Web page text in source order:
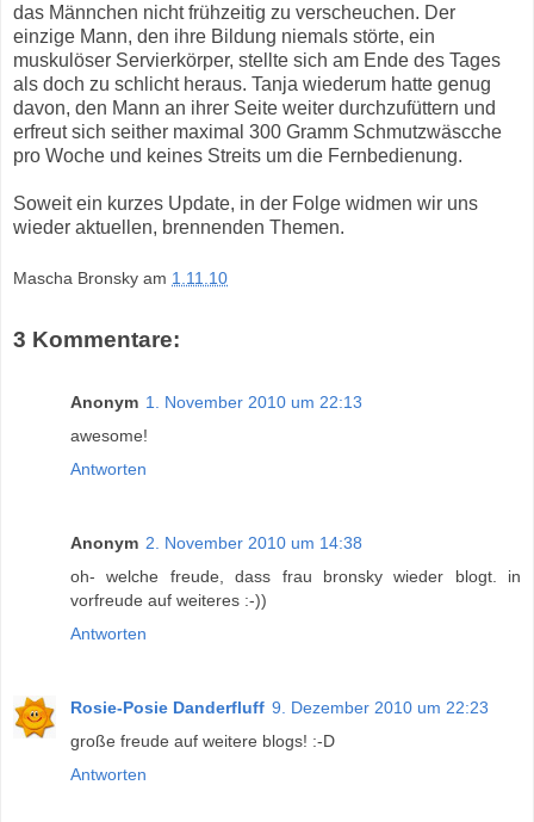
das Männchen nicht frühzeitig zu verscheuchen. Der
einzige Mann, den ihre Bildung niemals störte, ein
muskulöser Servierkörper, stellte sich am Ende des Tages
als doch zu schlicht heraus. Tanja wiederum hatte genug
davon, den Mann an ihrer Seite weiter durchzufüttern und
erfreut sich seither maximal 300 Gramm Schmutzwäscche
pro Woche und keines Streits um die Fernbedienung.
Soweit ein kurzes Update, in der Folge widmen wir uns
wieder aktuellen, brennenden Themen.
Mascha Bronsky am 1.11.10
3 Kommentare:
Anonym 1. November 2010 um 22:13
awesome!
Antworten
Anonym 2. November 2010 um 14:38
oh- welche freude, dass frau bronsky wieder blogt. in
vorfreude auf weiteres :-))
Antworten
Rosie-Posie Danderfluff 9. Dezember 2010 um 22:23
große freude auf weitere blogs! :-D
Antworten